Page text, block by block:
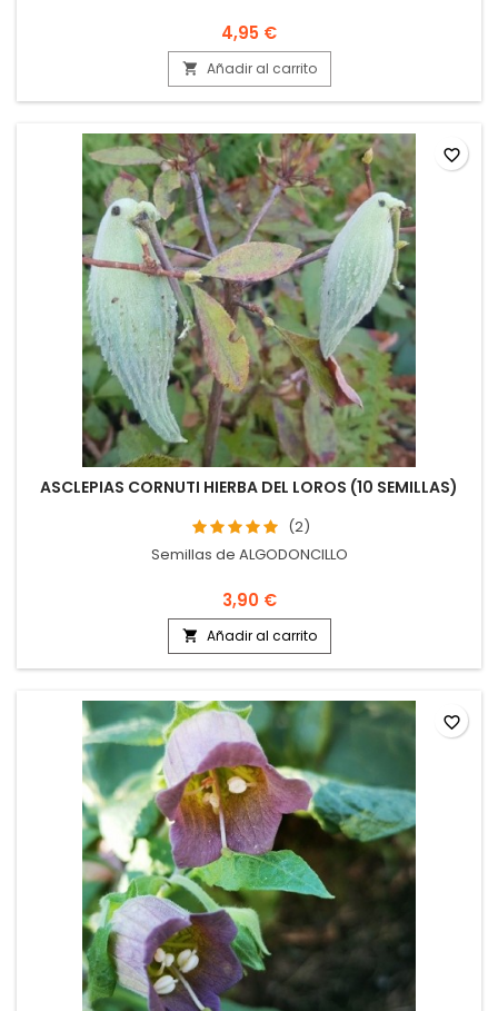
4,95 €
 Añadir al carrito
ASCLEPIAS CORNUTI HIERBA DEL LOROS (10 SEMILLAS)
(2)
Semillas de ALGODONCILLO
3,90 €
 Añadir al carrito
favorite_border
favorite_border